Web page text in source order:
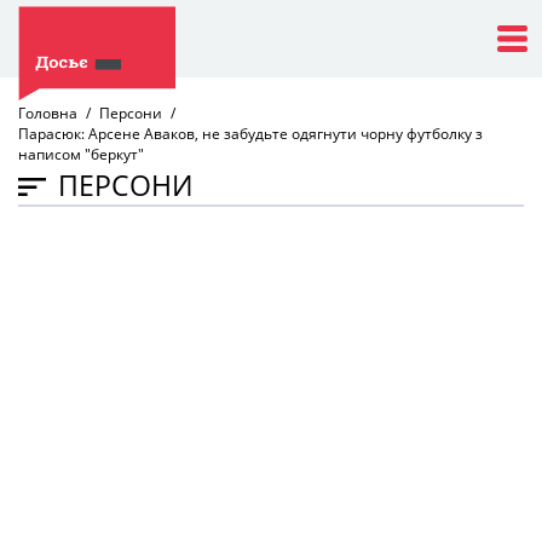
Головна
Персони
Парасюк: Арсене Аваков, не забудьте одягнути чорну футболку з
написом "беркут"
ПЕРСОНИ